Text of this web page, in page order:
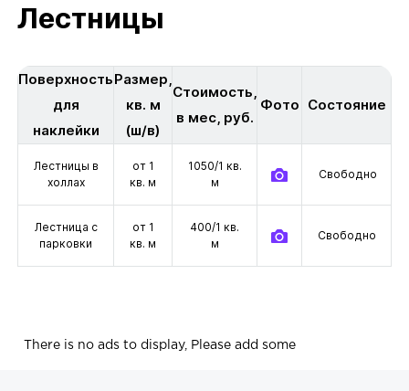
Лестницы
Поверхность
для
наклейки
Размер,
кв. м
(ш/в)
Стоимость,
в мес, руб.
Фото Состояние
Лестницы в
холлах
от 1
кв. м
1050/1 кв.
м
Свободно
Лестница с
парковки
от 1
кв. м
400/1 кв.
м
Свободно
There is no ads to display, Please add some